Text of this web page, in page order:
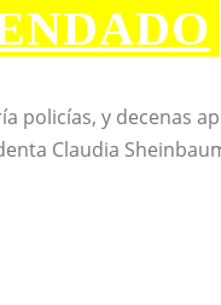
policías, y
Claudia